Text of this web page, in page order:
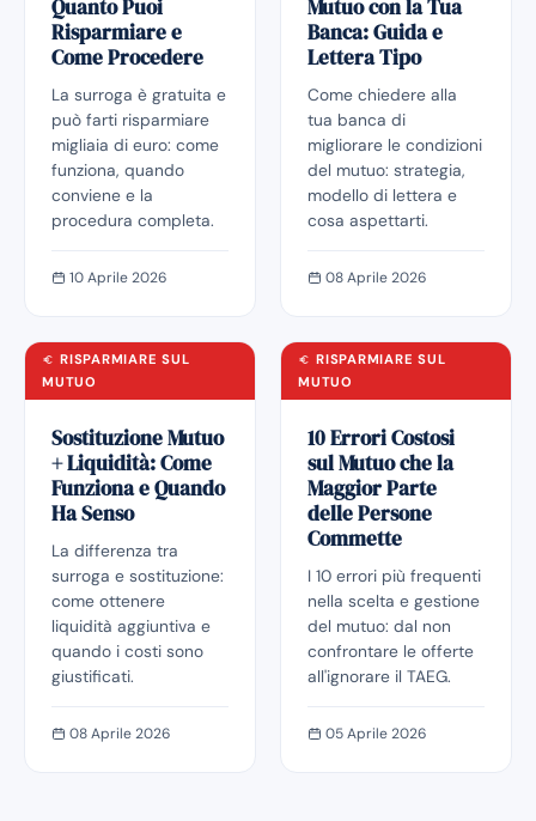
Quanto Puoi
Risparmiare e
Come Procedere
La surroga è gratuita e
può farti risparmiare
migliaia di euro: come
funziona, quando
conviene e la
procedura completa.
10 Aprile 2026
Mutuo con la Tua
Banca: Guida e
Lettera Tipo
Come chiedere alla
tua banca di
migliorare le condizioni
del mutuo: strategia,
modello di lettera e
cosa aspettarti.
08 Aprile 2026
RISPARMIARE SUL
MUTUO
Sostituzione Mutuo
+ Liquidità: Come
Funziona e Quando
Ha Senso
La differenza tra
surroga e sostituzione:
come ottenere
liquidità aggiuntiva e
quando i costi sono
giustificati.
08 Aprile 2026
RISPARMIARE SUL
MUTUO
10 Errori Costosi
sul Mutuo che la
Maggior Parte
delle Persone
Commette
I 10 errori più frequenti
nella scelta e gestione
del mutuo: dal non
confrontare le offerte
all'ignorare il TAEG.
05 Aprile 2026